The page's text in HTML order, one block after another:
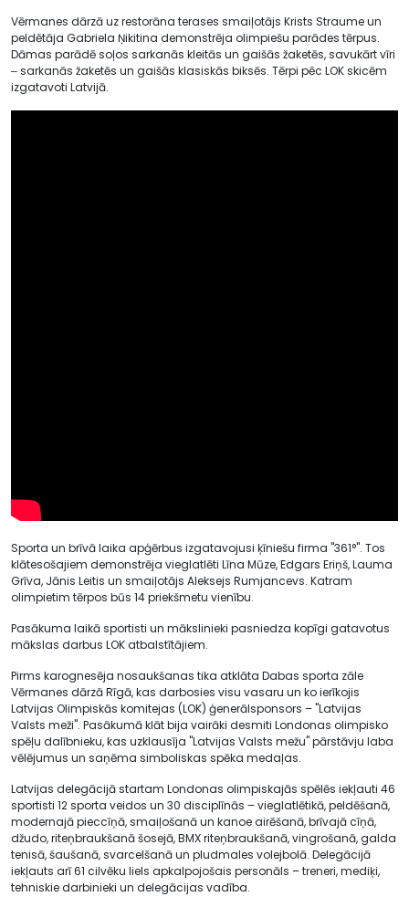
Vērmanes dārzā uz restorāna terases smaiļotājs Krists Straume un
peldētāja Gabriela Ņikitina demonstrēja olimpiešu parādes tērpus.
Dāmas parādē soļos sarkanās kleitās un gaišās žaketēs, savukārt vīri
‒ sarkanās žaketēs un gaišās klasiskās biksēs. Tērpi pēc LOK skicēm
izgatavoti Latvijā.
Sporta un brīvā laika apģērbus izgatavojusi ķīniešu firma "361°". Tos
klātesošajiem demonstrēja vieglatlēti Līna Mūze, Edgars Eriņš, Lauma
Grīva, Jānis Leitis un smaiļotājs Aleksejs Rumjancevs. Katram
olimpietim tērpos būs 14 priekšmetu vienību.
Pasākuma laikā sportisti un mākslinieki pasniedza kopīgi gatavotus
mākslas darbus LOK atbalstītājiem.
Pirms karognesēja nosaukšanas tika atklāta Dabas sporta zāle
Vērmanes dārzā Rīgā, kas darbosies visu vasaru un ko ierīkojis
Latvijas Olimpiskās komitejas (LOK) ģenerālsponsors – "Latvijas
Valsts meži". Pasākumā klāt bija vairāki desmiti Londonas olimpisko
spēļu dalībnieku, kas uzklausīja ''Latvijas Valsts mežu'' pārstāvju laba
vēlējumus un saņēma simboliskas spēka medaļas.
Latvijas delegācijā startam Londonas olimpiskajās spēlēs iekļauti 46
sportisti 12 sporta veidos un 30 disciplīnās – vieglatlētikā, peldēšanā,
modernajā pieccīņā, smaiļošanā un kanoe airēšanā, brīvajā cīņā,
džudo, riteņbraukšanā šosejā, BMX riteņbraukšanā, vingrošanā, galda
tenisā, šaušanā, svarcelšanā un pludmales volejbolā. Delegācijā
iekļauts arī 61 cilvēku liels apkalpojošais personāls – treneri, mediķi,
tehniskie darbinieki un delegācijas vadība.